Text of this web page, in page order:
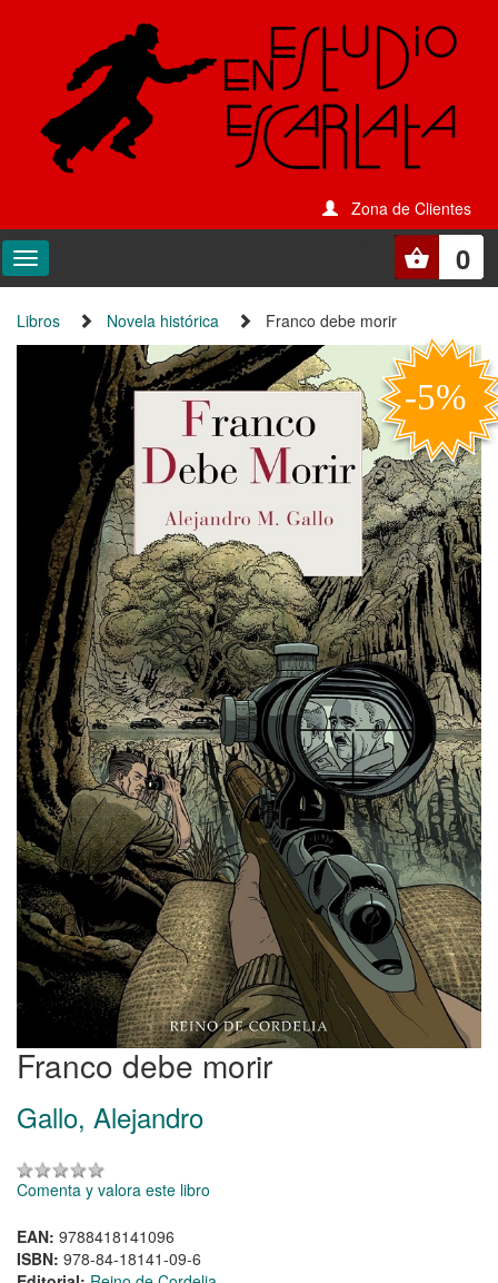
Zona de Clientes
0
Libros Novela histórica Franco debe morir
Franco debe morir
Gallo, Alejandro
Comenta y valora este libro
EAN: 9788418141096
ISBN: 978-84-18141-09-6